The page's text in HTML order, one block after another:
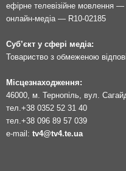
ефірне телевізійне мовлення
онлайн-медіа — R10-02185
Суб’єкт у сфері медіа:
Товариство з обмеженою
Місцезнаходження:
46000, м. Тернопіль, вул.
тел. +38 0352 52 31 40
тел. +38 096 89 57 039
e-mail: tv4@tv4.te.ua